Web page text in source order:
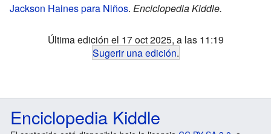
Jackson Haines para Niños. Enciclopedia Kiddle.
Última edición el 17 oct 2025, a las 11:19
Sugerir una edición.
Enciclopedia Kiddle